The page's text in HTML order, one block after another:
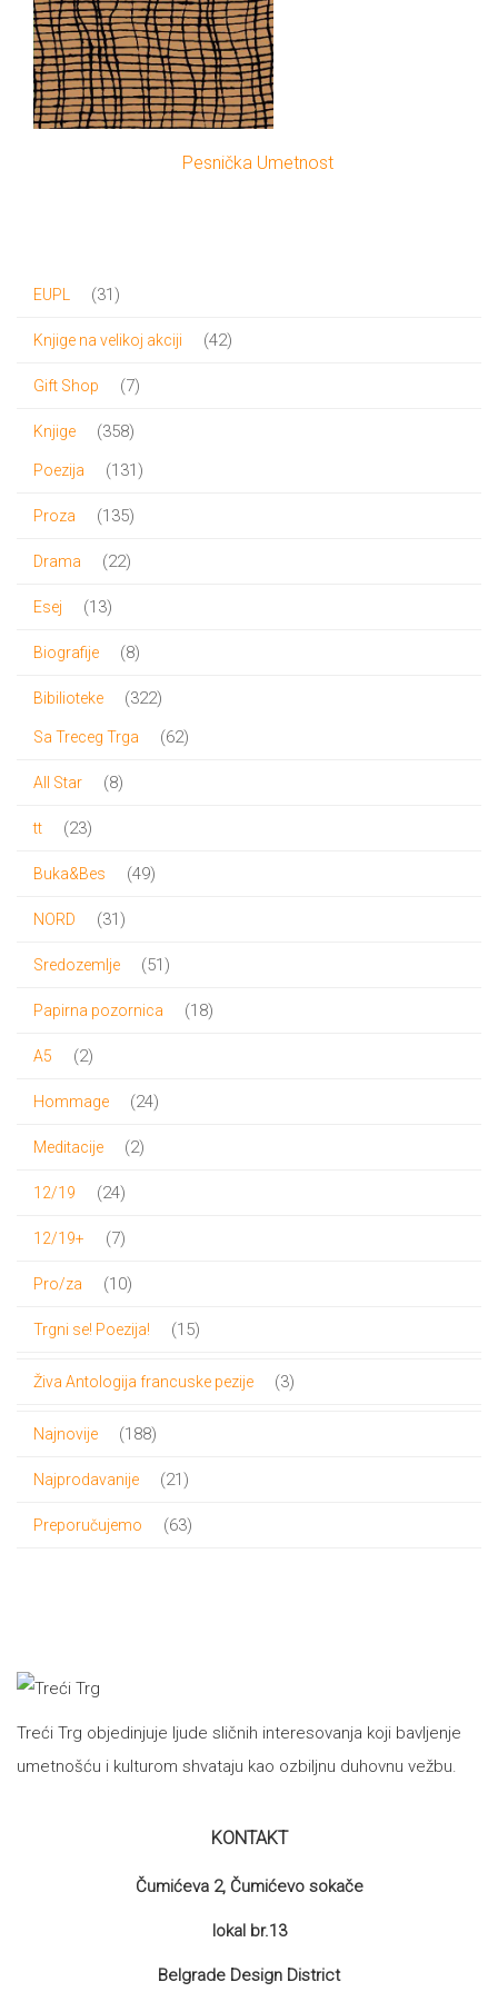
Pesnička Umetnost
EUPL 31 31
Knjige na velikoj akciji 4242
Gift Shop 77
Knjige 358358
proizvoda
Poezija 131 131
Proza 135135
Drama 2222
Esej 1313
Biografije 88
Bibilioteke 322322
proizvoda
Sa Treceg Trga 6262
All Star 88
tt 2323
Buka&Bes 4949
NORD 31 31
Sredozemlje 51 51
Papirna pozornica 1818
A5 22
Hommage 2424
Meditacije 22
12/19 2424
12/19+ 77
Pro/za 1010
Trgni se! Poezija! 1515
Živa Antologija francuske pezije 33
Najnovije 188188
Najprodavanije 21 21
Preporučujemo 6363
Treći Trg objedinjuje ljude sličnih interesovanja koji bavljenje
umetnošću i kulturom shvataju kao ozbiljnu duhovnu vežbu.
KONTAKT
Čumićeva 2, Čumićevo sokače
lokal br.13
Belgrade Design District